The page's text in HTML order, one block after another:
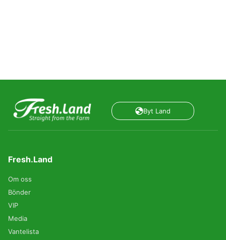
Byt Land
Fresh.Land
Om oss
Bönder
VIP
Media
Vantelista